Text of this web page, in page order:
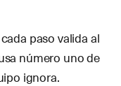
paso valida al
número uno de
ignora.